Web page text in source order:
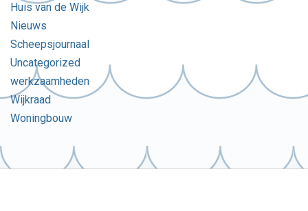
Huis van de Wijk
Nieuws
Scheepsjournaal
Uncategorized
werkzaamheden
Wijkraad
Woningbouw